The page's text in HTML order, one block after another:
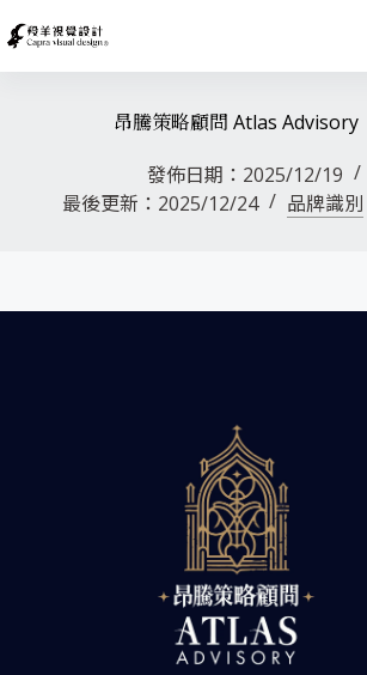
昂騰策略顧問 Atlas Advisory
發佈日期： 2025/12/19
最後更新： 2025/12/24 品牌識別